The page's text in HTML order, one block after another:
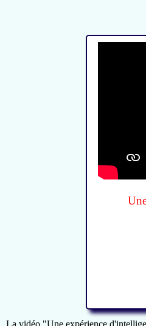
La vidéo "Une expérience